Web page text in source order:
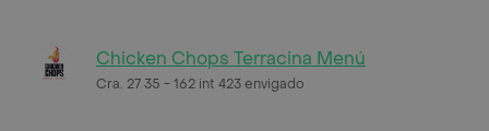
Chicken Chops Terracina Menú
Cra. 27 35 - 162 int 423 envigado